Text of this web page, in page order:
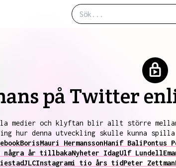
på Twitter
medier och klyftan blir allt större
hur denna utveckling skulle kunna
BorisMauri HermanssonHanif BaliPontus
några år tillbakaNyheter IdagUlf Lundell
JLCInstagrami tio års tidPeter Zettman